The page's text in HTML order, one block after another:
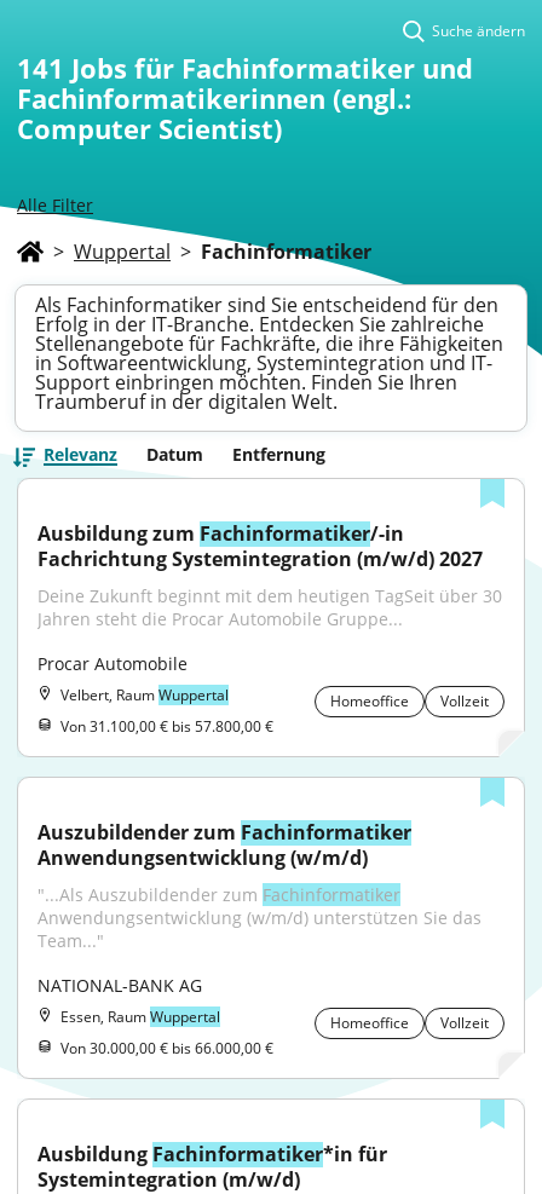
Alle Filter
Suche ändern
141 Jobs für Fachinformatiker und
Fachinformatikerinnen (engl.:
Computer Scientist)
> Wuppertal > Fachinformatiker
Als Fachinformatiker sind Sie entscheidend für den
Erfolg in der IT-Branche. Entdecken Sie zahlreiche
Stellenangebote für Fachkräfte, die ihre Fähigkeiten
in Softwareentwicklung, Systemintegration und IT-
Support einbringen möchten. Finden Sie Ihren
Traumberuf in der digitalen Welt.
Relevanz Datum Entfernung
Ausbildung zum Fachinformatiker/-in
Fachrichtung Systemintegration (m/w/d) 2027
Deine Zukunft beginnt mit dem heutigen TagSeit über 30
Jahren steht die Procar Automobile Gruppe...
Procar Automobile
Velbert, RaumWuppertal Homeoffice
Vollzeit
Von 31.100,00 € bis 57.800,00 €
Auszubildender zum Fachinformatiker
Anwendungsentwicklung (w/m/d)
"...Als Auszubildender zum Fachinformatiker
Anwendungsentwicklung (w/m/d) unterstützen Sie das
Team..."
NATIONAL-BANK AG
Essen, RaumWuppertal Homeoffice
Vollzeit
Von 30.000,00 € bis 66.000,00 €
Ausbildung Fachinformatiker*in für
Systemintegration (m/w/d)